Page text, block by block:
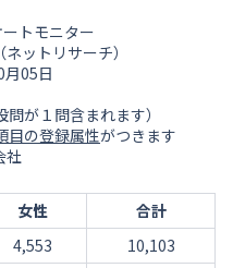
ートモニター
ットリサーチ）
05日
が１問含まれます）
目の登録属性がつきます
社
女性
合計
4,553
10,103